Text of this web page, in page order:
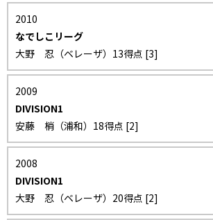
2010
なでしこリーグ
大野 忍（ベレーザ）13得点 [3]
2009
DIVISION1
安藤 梢（浦和）18得点 [2]
2008
DIVISION1
大野 忍（ベレーザ）20得点 [2]